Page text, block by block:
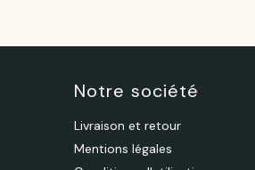
Notre société
Livraison et retour
Mentions légales